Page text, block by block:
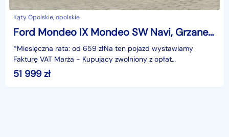
Kąty Opolskie, opolskie
Ford Mondeo IX Mondeo SW Navi, Grzane fotele i Szyba, Climatronic, Czujniki, Kamera,
*Miesięczna rata: od 659 złNa ten pojazd wystawiamy
Fakturę VAT Marża - Kupujący zwolniony z opłat
skarbowych.Gwarancja: 6 miesięcy.Cechy
szczególne:ekonomiczny
51 999 zł